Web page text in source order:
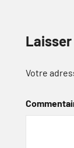
Votre